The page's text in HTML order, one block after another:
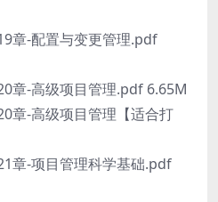
章-配置与变更管理.pdf
章-高级项目管理.pdf 6.65M
-高级项目管理【适合打
章-项目管理科学基础.pdf